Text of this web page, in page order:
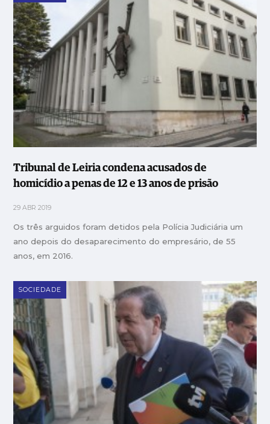
Tribunal de Leiria condena acusados de
homicídio a penas de 12 e 13 anos de prisão
29 ABR 2019
Os três arguidos foram detidos pela Polícia Judiciária um
ano depois do desaparecimento do empresário, de 55
anos, em 2016.
SOCIEDADE